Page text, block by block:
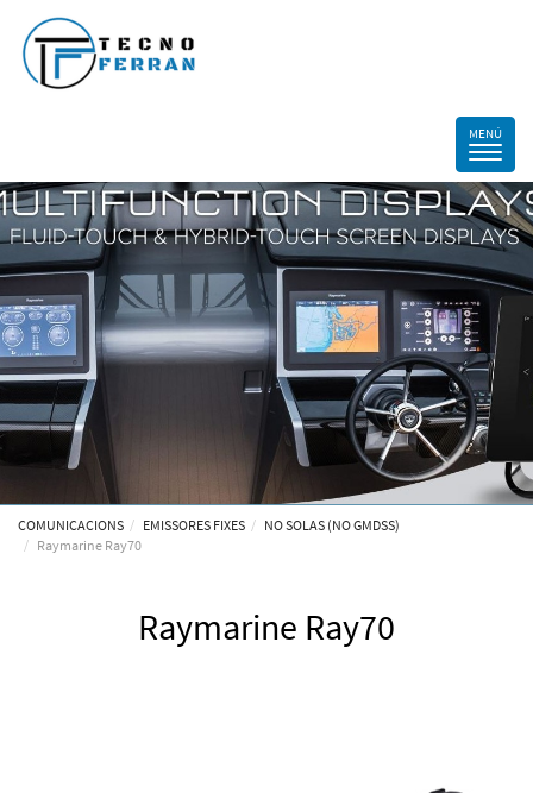
COMUNICACIONS EMISSORES FIXES
NO SOLAS (NO GMDSS)
Raymarine Ray70
Raymarine Ray70